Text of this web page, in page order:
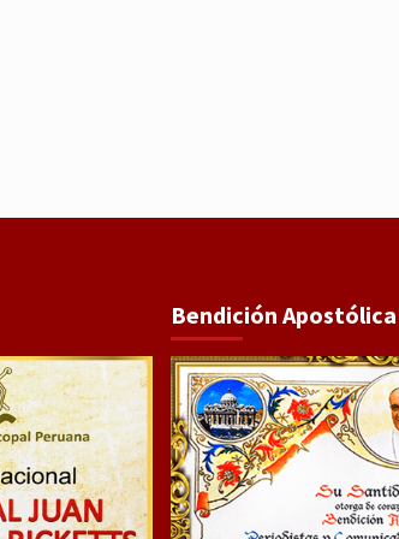
Bendición Apostólica